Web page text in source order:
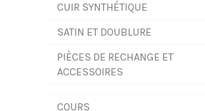
CUIR SYNTHÉTIQUE
SATIN ET DOUBLURE
PIÈCES DE RECHANGE ET
ACCESSOIRES
COURS